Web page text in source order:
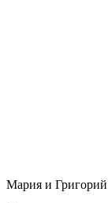
Мария и